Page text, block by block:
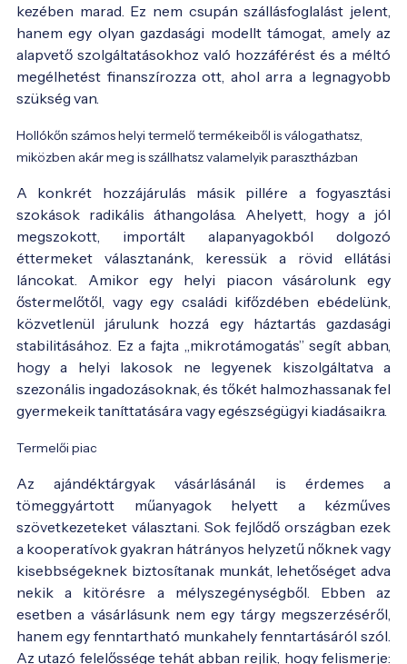
kezében marad. Ez nem csupán szállásfoglalást jelent,
hanem egy olyan gazdasági modellt támogat, amely az
alapvető szolgáltatásokhoz való hozzáférést és a méltó
megélhetést finanszírozza ott, ahol arra a legnagyobb
szükség van.
Hollókőn számos helyi termelő termékeiből is válogathatsz,
miközben akár meg is szállhatsz valamelyik parasztházban
A konkrét hozzájárulás másik pillére a fogyasztási
szokások radikális áthangolása. Ahelyett, hogy a jól
megszokott, importált alapanyagokból dolgozó
éttermeket választanánk, keressük a rövid ellátási
láncokat. Amikor egy helyi piacon vásárolunk egy
őstermelőtől, vagy egy családi kifőzdében ebédelünk,
közvetlenül járulunk hozzá egy háztartás gazdasági
stabilitásához. Ez a fajta „mikrotámogatás” segít abban,
hogy a helyi lakosok ne legyenek kiszolgáltatva a
szezonális ingadozásoknak, és tőkét halmozhassanak fel
gyermekeik taníttatására vagy egészségügyi kiadásaikra.
Termelői piac
Az ajándéktárgyak vásárlásánál is érdemes a
tömeggyártott műanyagok helyett a kézműves
szövetkezeteket választani. Sok fejlődő országban ezek
a kooperatívok gyakran hátrányos helyzetű nőknek vagy
kisebbségeknek biztosítanak munkát, lehetőséget adva
nekik a kitörésre a mélyszegénységből. Ebben az
esetben a vásárlásunk nem egy tárgy megszerzéséről,
hanem egy fenntartható munkahely fenntartásáról szól.
Az utazó felelőssége tehát abban rejlik, hogy felismerje: